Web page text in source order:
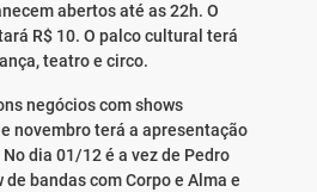
abertos até as 22h. O
R$ 10. O palco cultural terá
teatro e circo.
negócios com shows
novembro terá a apresentação
dia 01/12 é a vez de Pedro
bandas com Corpo e Alma e